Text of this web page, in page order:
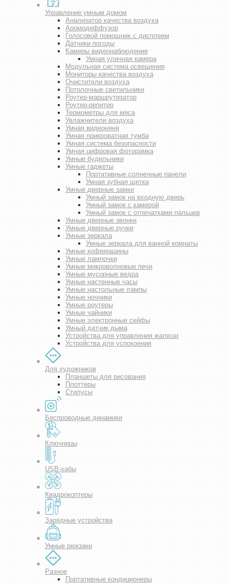
Управление умным домом
Анализатор качества воздуха
Аромодиффузор
Голосовой помощник с дисплеем
Датчики погоды
Камеры видеонаблюдения
Умная уличная камера
Модульная система освещения
Мониторы качества воздуха
Очистители воздуха
Потолочные светильники
Роутер-маршрутизатор
Роутер-репитер
Термометры для мяса
Увлажнители воздуха
Умная видеоняня
Умная прикроватная тумба
Умная система безопасности
Умная цифровая фоторамка
Умные будильники
Умные гаджеты
Портативные солнечные панели
Умная зубная щетка
Умные дверные замки
Умный замок на входную дверь
Умный замок с камерой
Умный замок с отпечатками пальцев
Умные дверные звонки
Умные дверные ручки
Умные зеркала
Умные зеркала для ванной комнаты
Умные кофемашины
Умные лампочки
Умные микроволновые печи
Умные мусорные ведра
Умные настенные часы
Умные настольные лампы
Умные ночники
Умные роутеры
Умные чайники
Умные электронные сейфы
Умный датчик дыма
Устройства для управления жалюзи
Устройства для успокоения
Для художников
Планшеты для рисования
Плоттеры
Стилусы
Беспроводные динамики
Ключницы
USB-хабы
Квадрокоптеры
Зарядные устройства
Умные рюкзаки
Разное
Портативные кондиционеры